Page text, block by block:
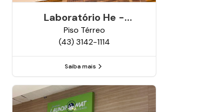
Laboratório He -
Análises Clínicas
Piso Térreo
(43) 3142-1114
Saiba mais